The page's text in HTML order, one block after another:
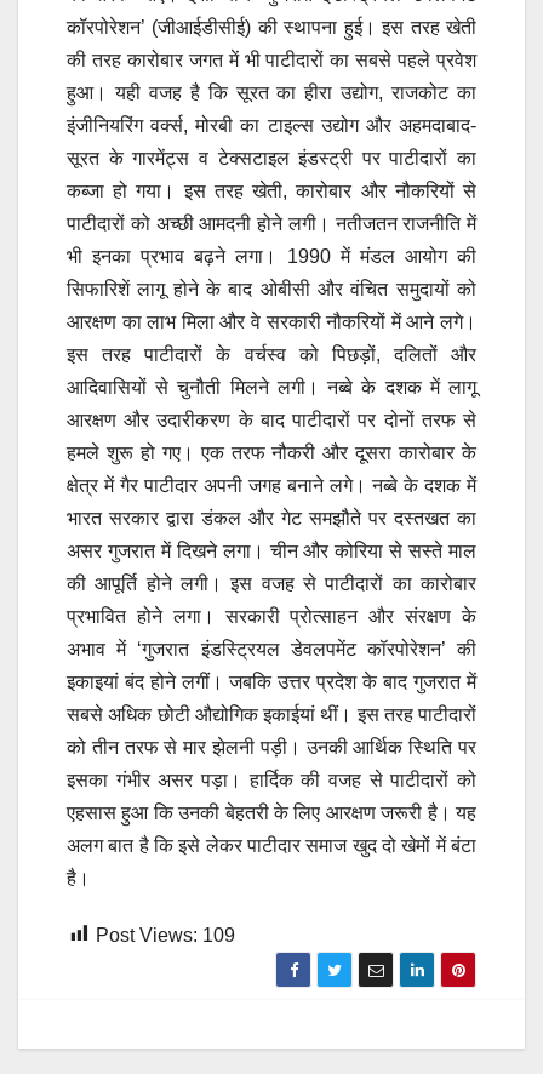
कॉरपोरेशन’ (जीआईडीसीई) की स्थापना हुई। इस तरह खेती
की तरह कारोबार जगत में भी पाटीदारों का सबसे पहले प्रवेश
हुआ। यही वजह है कि सूरत का हीरा उद्योग, राजकोट का
इंजीनियरिंग वर्क्स, मोरबी का टाइल्स उद्योग और अहमदाबाद-
सूरत के गारमेंट्स व टेक्सटाइल इंडस्ट्री पर पाटीदारों का
कब्जा हो गया। इस तरह खेती, कारोबार और नौकरियों से
पाटीदारों को अच्छी आमदनी होने लगी। नतीजतन राजनीति में
भी इनका प्रभाव बढ़ने लगा। 1990 में मंडल आयोग की
सिफारिशें लागू होने के बाद ओबीसी और वंचित समुदायों को
आरक्षण का लाभ मिला और वे सरकारी नौकरियों में आने लगे।
इस तरह पाटीदारों के वर्चस्व को पिछड़ों, दलितों और
आदिवासियों से चुनौती मिलने लगी। नब्बे के दशक में लागू
आरक्षण और उदारीकरण के बाद पाटीदारों पर दोनों तरफ से
हमले शुरू हो गए। एक तरफ नौकरी और दूसरा कारोबार के
क्षेत्र में गैर पाटीदार अपनी जगह बनाने लगे। नब्बे के दशक में
भारत सरकार द्वारा डंकल और गेट समझौते पर दस्तखत का
असर गुजरात में दिखने लगा। चीन और कोरिया से सस्ते माल
की आपूर्ति होने लगी। इस वजह से पाटीदारों का कारोबार
प्रभावित होने लगा। सरकारी प्रोत्साहन और संरक्षण के
अभाव में ‘गुजरात इंडस्ट्रियल डेवलपमेंट कॉरपोरेशन’ की
इकाइयां बंद होने लगीं। जबकि उत्तर प्रदेश के बाद गुजरात में
सबसे अधिक छोटी औद्योगिक इकाईयां थीं। इस तरह पाटीदारों
को तीन तरफ से मार झेलनी पड़ी। उनकी आर्थिक स्थिति पर
इसका गंभीर असर पड़ा। हार्दिक की वजह से पाटीदारों को
एहसास हुआ कि उनकी बेहतरी के लिए आरक्षण जरूरी है। यह
अलग बात है कि इसे लेकर पाटीदार समाज खुद दो खेमों में बंटा
है।
Post Views: 109